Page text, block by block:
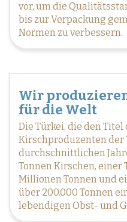
vor, um die
bis zur Verpackung
Normen zu verbessern.
Wir
für die Welt
Die Türkei, die den
Kirschproduzenten
durchschnittlichen
Tonnen Kirschen,
Millionen Tonnen und
über 200.000 Tonnen
lebendigen Obst- und